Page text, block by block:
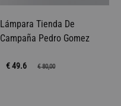
Lámpara Tienda De
Campaña Pedro Gomez
€ 49.6 €80,00